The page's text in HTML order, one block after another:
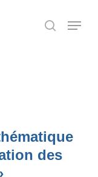
search
Menu
des